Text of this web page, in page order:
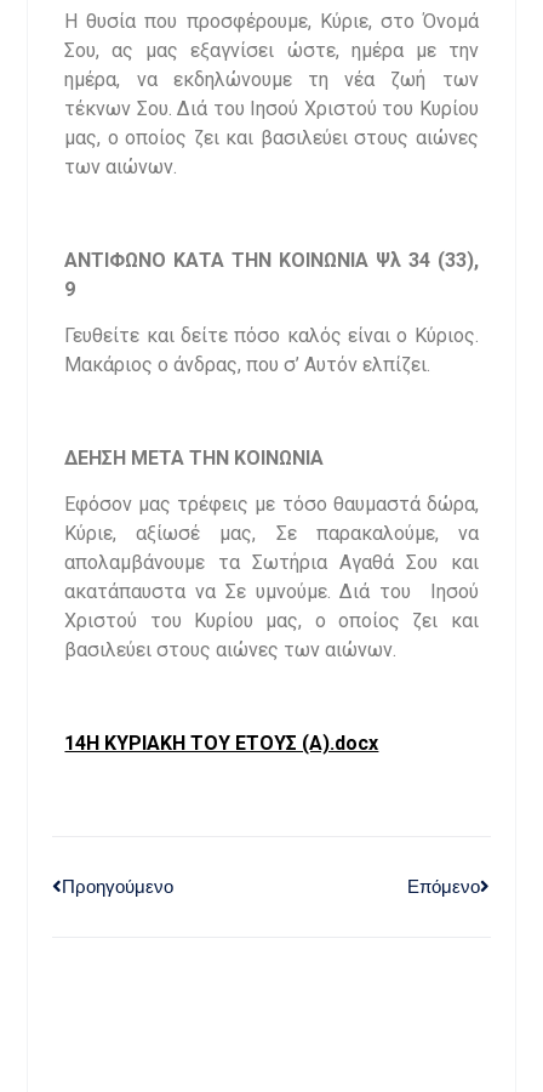
Η θυσία που προσφέρουμε, Κύριε, στο Όνομά
Σου, ας μας εξαγνίσει ώστε, ημέρα με την
ημέρα, να εκδηλώνουμε τη νέα ζωή των
τέκνων Σου. Διά του Ιησού Χριστού του Κυρίου
μας, ο οποίος ζει και βασιλεύει στους αιώνες
των αιώνων.
ΑΝΤΙΦΩΝΟ ΚΑΤΑ ΤΗΝ ΚΟΙΝΩΝΙΑ Ψλ 34 (33),
9
Γευθείτε και δείτε πόσο καλός είναι ο Κύριος.
Μακάριος ο άνδρας, που σ’ Αυτόν ελπίζει.
ΔΕΗΣΗ ΜΕΤΑ ΤΗΝ ΚΟΙΝΩΝΙΑ
Εφόσον μας τρέφεις με τόσο θαυμαστά δώρα,
Κύριε, αξίωσέ μας, Σε παρακαλούμε, να
απολαμβάνουμε τα Σωτήρια Αγαθά Σου και
ακατάπαυστα να Σε υμνούμε. Διά του Ιησού
Χριστού του Κυρίου μας, ο οποίος ζει και
βασιλεύει στους αιώνες των αιώνων.
14Η ΚΥΡΙΑΚΗ ΤΟΥ ΕΤΟΥΣ (Α).docx
Προηγούμενο Επόμενο